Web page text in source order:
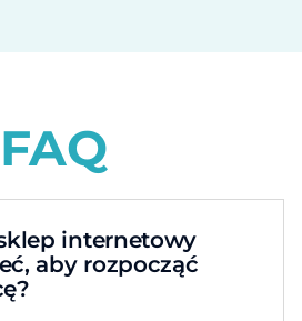
FAQ
internetowy
aby rozpocząć